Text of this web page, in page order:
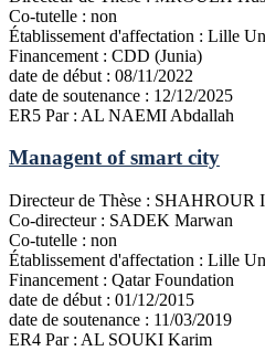
Co-tutelle : non
Établissement d'affectation : Lille
Financement : CDD (Junia)
date de début : 08/11/2022
date de soutenance : 12/12/2025
ER5 Par : AL NAEMI Abdallah
Managent of smart city
Directeur de Thèse : SHAHROUR
Co-directeur : SADEK Marwan
Co-tutelle : non
Établissement d'affectation : Lille
Financement : Qatar Foundation
date de début : 01/12/2015
date de soutenance : 11/03/2019
ER4 Par : AL SOUKI Karim